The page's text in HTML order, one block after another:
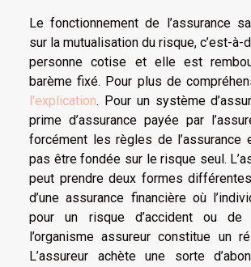
Le fonctionnement de l’assurance
sur la mutualisation du risque, c’est-à-
personne cotise et elle est
barème fixé. Pour plus de
l'explication. Pour un système
prime d’assurance payée par
forcément les règles de l’assurance
pas être fondée sur le risque seul.
peut prendre deux formes
d’une assurance financière où
pour un risque d’accident ou de
l’organisme assureur constitue un
L’assureur achète une sorte